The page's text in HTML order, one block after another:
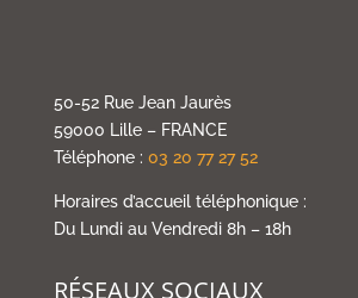
50-52 Rue Jean Jaurès
59000 Lille – FRANCE
Téléphone : 03 20 77 27 52
Horaires d’accueil téléphonique :
Du Lundi au Vendredi 8h – 18h
RÉSEAUX SOCIAUX